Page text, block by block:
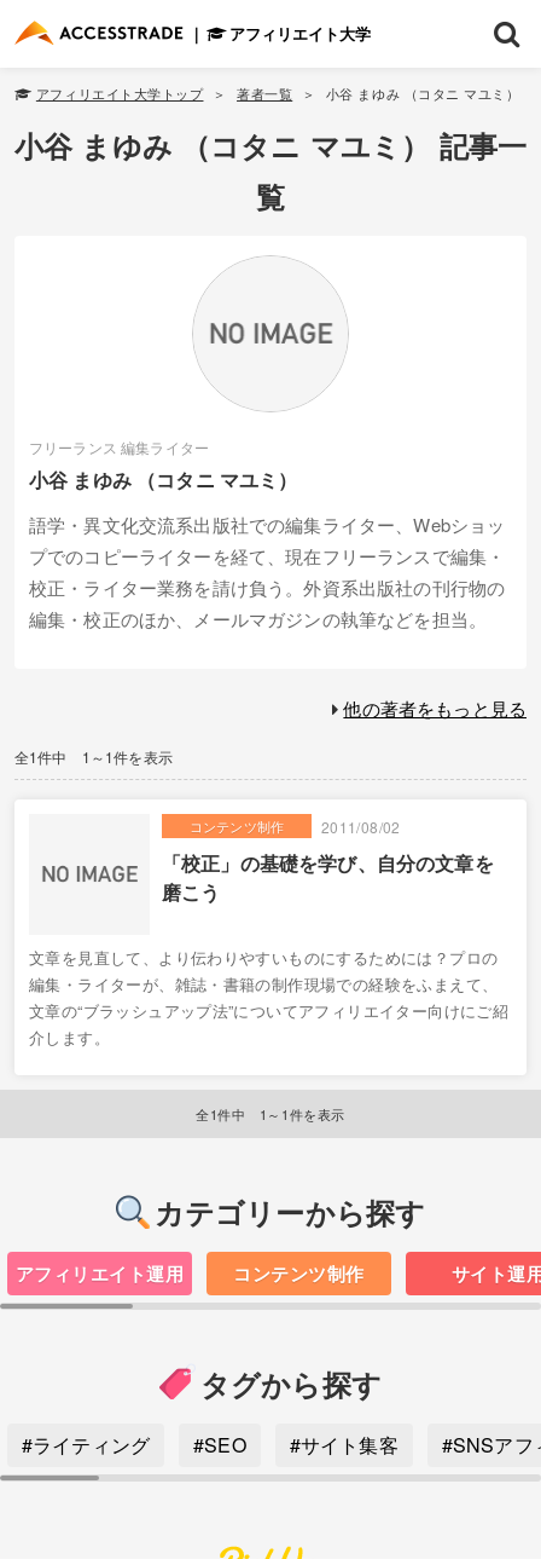
アフィリエイト大学
アフィリエイト大学トップ 著者一覧 小谷 まゆみ （コタニ マユミ）
小谷 まゆみ （コタニ マユミ） 記事一
覧
フリーランス 編集ライター
小谷 まゆみ （コタニ マユミ）
語学・異文化交流系出版社での編集ライター、Webショッ
プでのコピーライターを経て、現在フリーランスで編集・
校正・ライター業務を請け負う。外資系出版社の刊行物の
編集・校正のほか、メールマガジンの執筆などを担当。
他の著者をもっと見る
全1件中 1～1件を表示
コンテンツ制作 2011/08/02
「校正」の基礎を学び、自分の文章を
磨こう
文章を見直して、より伝わりやすいものにするためには？プロの
編集・ライターが、雑誌・書籍の制作現場での経験をふまえて、
文章の“ブラッシュアップ法”についてアフィリエイター向けにご紹
介します。
全1件中 1～1件を表示
カテゴリーから探す
アフィリエイト運用 コンテンツ制作 サイト運
タグから探す
#ライティング #SEO #サイト集客 #SNSアフ